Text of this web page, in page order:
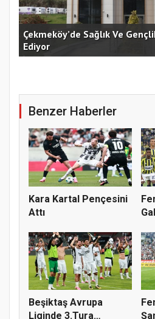
Çekmeköy’de Sağlık Ve
Ediyor
Benzer Haberler
Kara Kartal Pençesini
Attı
Beşiktaş Avrupa
Liginde 3.Tura